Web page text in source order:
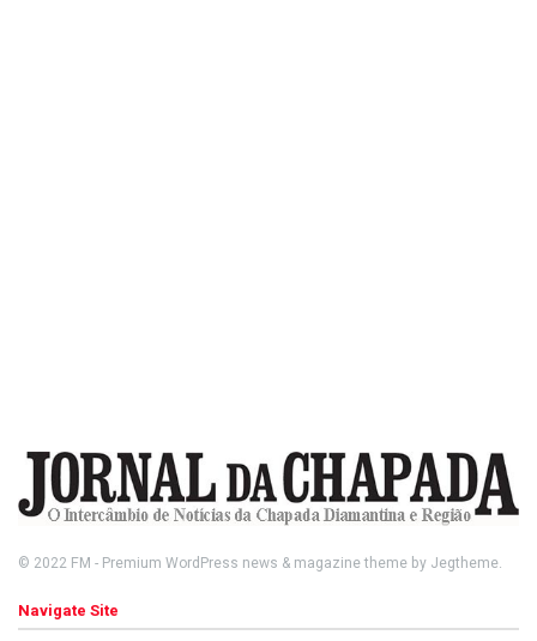
© 2022 FM - Premium WordPress news & magazine theme by Jegtheme.
Navigate Site